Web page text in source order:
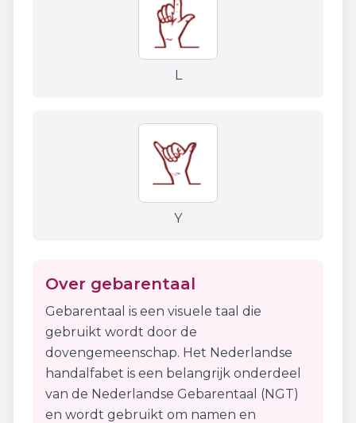
L
Y
Over gebarentaal
Gebarentaal is een visuele taal die
gebruikt wordt door de
dovengemeenschap. Het Nederlandse
handalfabet is een belangrijk onderdeel
van de Nederlandse Gebarentaal (NGT)
en wordt gebruikt om namen en